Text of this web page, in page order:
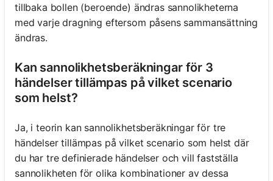
tillbaka bollen (beroende) ändras sannolikheterna
med varje dragning eftersom påsens sammansättning
ändras.
Kan sannolikhetsberäkningar för 3
händelser tillämpas på vilket scenario
som helst?
Ja, i teorin kan sannolikhetsberäkningar för tre
händelser tillämpas på vilket scenario som helst där
du har tre definierade händelser och vill fastställa
sannolikheten för olika kombinationer av dessa